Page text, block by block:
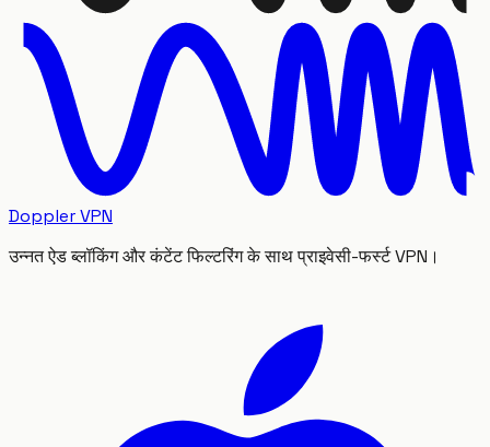
Doppler VPN
उन्नत ऐड ब्लॉकिंग और कंटेंट फिल्टरिंग के साथ प्राइवेसी-फर्स्ट VPN।